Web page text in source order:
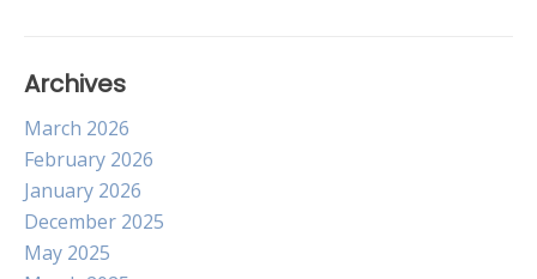
Archives
March 2026
February 2026
January 2026
December 2025
May 2025